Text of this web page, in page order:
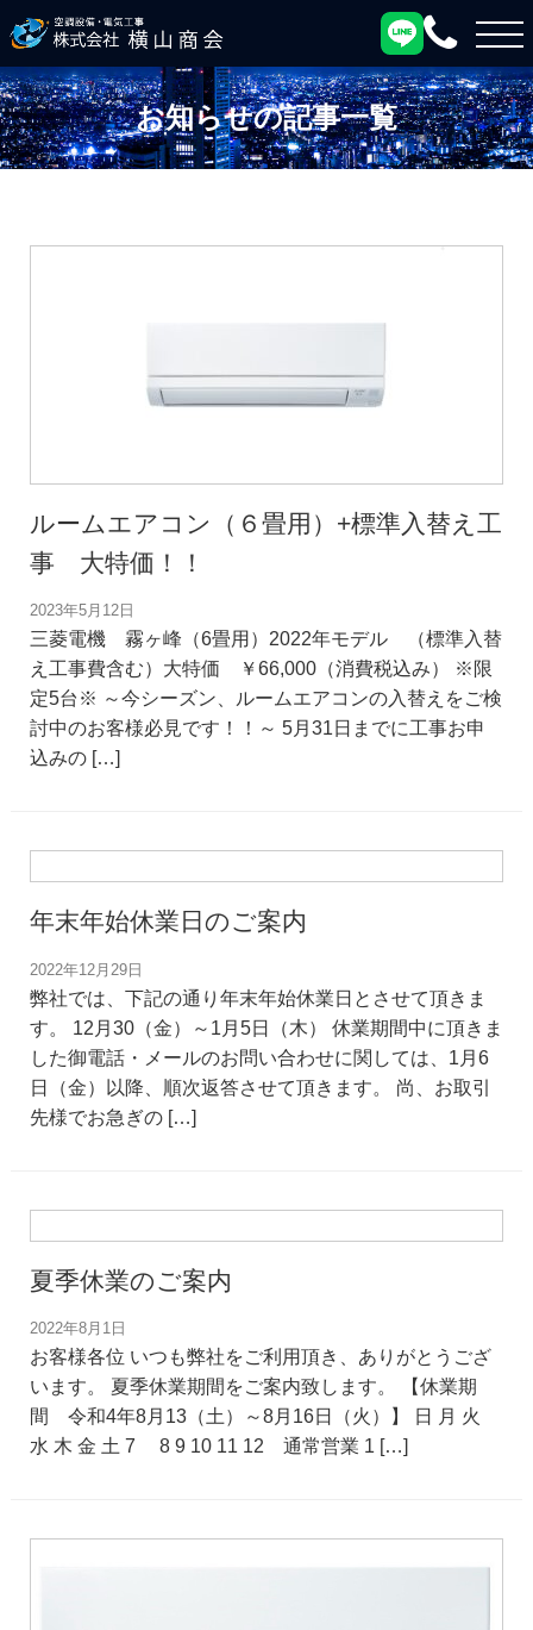
お知らせの記事一覧
ルームエアコン（６畳用）+標準入替え工
事 大特価！！
2023年5月12日
三菱電機 霧ヶ峰（6畳用）2022年モデル （標準入替
え工事費含む）大特価 ￥66,000（消費税込み） ※限
定5台※ ～今シーズン、ルームエアコンの入替えをご検
討中のお客様必見です！！～ 5月31日までに工事お申
込みの […]
年末年始休業日のご案内
2022年12月29日
弊社では、下記の通り年末年始休業日とさせて頂きま
す。 12月30（金）～1月5日（木） 休業期間中に頂きま
した御電話・メールのお問い合わせに関しては、1月6
日（金）以降、順次返答させて頂きます。 尚、お取引
先様でお急ぎの […]
夏季休業のご案内
2022年8月1日
お客様各位 いつも弊社をご利用頂き、ありがとうござ
います。 夏季休業期間をご案内致します。 【休業期
間 令和4年8月13（土）～8月16日（火）】 日 月 火
水 木 金 土 7 8 9 10 11 12 通常営業 1 […]